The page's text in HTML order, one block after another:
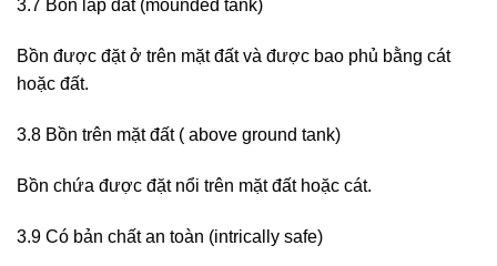
3.7 Bồn lấp đất (mounded tank)
Bồn được đặt ở trên mặt đất và được bao phủ bằng cát
hoặc đất.
3.8 Bồn trên mặt đất ( above ground tank)
Bồn chứa được đặt nổi trên mặt đất hoặc cát.
3.9 Có bản chất an toàn (intrically safe)